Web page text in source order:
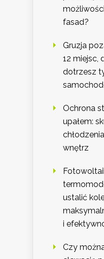
fasad?
Gruzja
12 miejsc,
dotrzesz
Ochrona
upałem:
wnętrz
ustalić
i
Czy